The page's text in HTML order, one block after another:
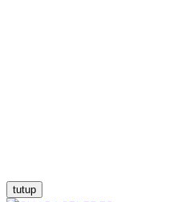
tutup